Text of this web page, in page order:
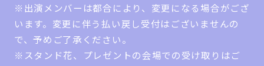
※出演メンバーは都合により、変更になる場合がござ
います。変更に伴う払い戻し受付はございませんの
で、予めご了承ください。
※スタンド花、プレゼントの会場での受け取りはご